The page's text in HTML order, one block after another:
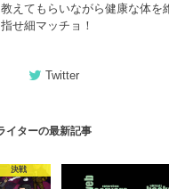
えてもらいながら健康な体を
せ細マッチョ！
Twitter
イターの最新記事
決戦